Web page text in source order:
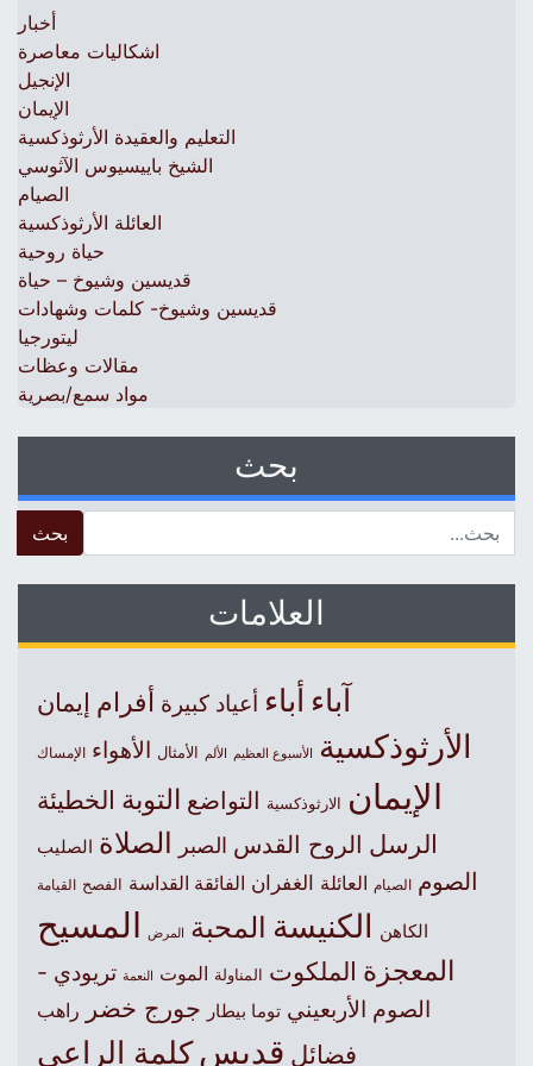
أخبار
اشكاليات معاصرة
الإنجيل
الإيمان
التعليم والعقيدة الأرثوذكسية
الشيخ باييسيوس الآثوسي
الصيام
العائلة الأرثوذكسية
حياة روحية
قديسين وشيوخ – حياة
قديسين وشيوخ- كلمات وشهادات
ليتورجيا
مقالات وعظات
مواد سمع/بصرية
بحث
العلامات
آباءأباء أعياد كبيرة أفرام إيمان
الأرثوذكسية الأسبوع العظيم الألم الأمثال الأهواء الإمساك
الإيمان الارثوذكسية التواضع التوبة الخطيئة
الرسل الروح القدس الصبر الصلاة الصليب
الصوم الصيام العائلة الغفران الفائقة القداسة الفصح القيامة
الكاهن الكنيسةالمحبة المرض المسيح
المعجزة الملكوت المناولة الموت النعمة تريودي -
الصوم الأربعيني توما بيطار جورج خضر راهب
فضائل قديس كلمة الراعي